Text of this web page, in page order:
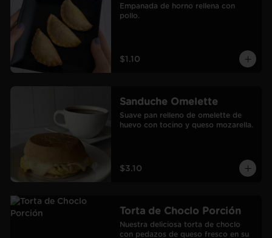
Empanada de horno rellena con
pollo.
$1.10
Sanduche Omelette
Suave pan relleno de omelette de
huevo con tocino y queso mozarella.
$3.10
Torta de Choclo Porción
Nuestra deliciosa torta de choclo
con pedazos de queso fresco en su